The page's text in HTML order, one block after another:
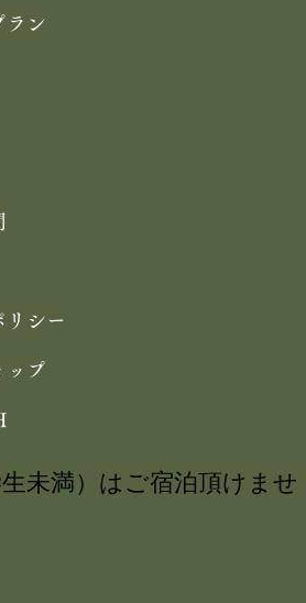
ラン
リシー
ップ
未満）はご宿泊頂けませ